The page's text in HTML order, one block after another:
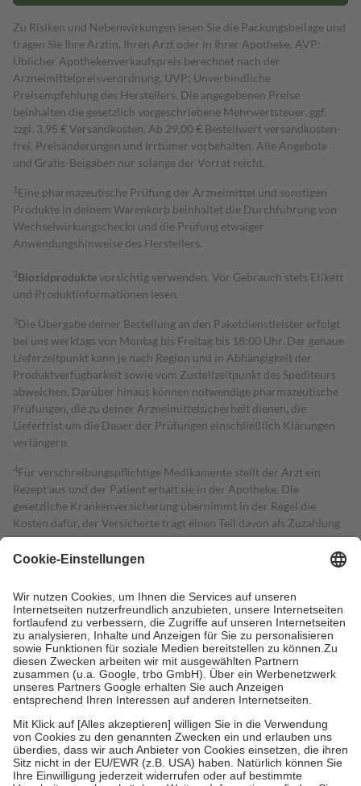
Zu Risiken und Nebenwirkungen lesen Sie die Packungsbeilage und
fragen Sie Ihre Ärztin, Ihren Arzt oder in Ihrer Apotheke. AVP:
Üblicher Apothekenverkaufspreis berechnet nach der
Arzneimittelpreisverordnung. UVP: Unverbindliche
Preisempfehlung des Herstellers. Die angegebenen Preise
beinhalten die gesetzlich vorgeschriebene Mehrwertsteuer, ggf.
zzgl. 3,95 € Versandkosten. Ab 29,00 € Bestell­wert versand­kosten­
frei. Preisänderungen und Irrtümer vorbehalten. Alle Angebote
und Gratis-Beigaben nur solange der Vorrat reicht.
1 Eine pharmazeutische Prüfung der Arzneimittel und sonstigen
Produkte in deinem Warenkorb beinhaltet die Durchführung von
Wechselwirkungschecks und die Prüfung etwaiger
Anwendungshinweise des Herstellers.
2Biozidproduktevorsichtig verwenden. Vor Gebrauch stets Etikett
und Produktinformationen lesen.
3Die Übergabe deiner Bestellung an den Paketdienstleister erfolgt
bei uns werktags von Montag bis Freitag bis 18:00 Uhr. Der genaue
Lieferzeitpunkt kann je nach Region und in Abhängigkeit der
Produktverfügbarkeit sowie vom Zustellzeitpunkt des Spediteurs
abweichen. Darüber hinaus können notwendige pharmazeutische
Prüfungen, die zu deiner Arzneimittelsicherheit dienen, die
Lieferfrist um die Dauer der Prüfungen einschließlich Klärungen
verlängern.
4Für verschreibungspflichtige Medikamente stellt der Arzt ein
Rezept aus und der Patient erhält sie in der Apotheke. Die
gesetzliche Krankenversicherung übernimmt in der Regel die
Kosten dafür, der Versicherte trägt einen Teil davon als Zuzahlung
mit.
Grundsätzlich leisten Mitglieder Zuzahlungen in Höhe von zehn
höchstens zehn Euro.
Es sind jedoch nie mehr als die tatsächlichen
Kosten der Leistung zu entrichten.
Diese Regeln gelten grundsätzlich auch für Online-Apotheken.
Bei Heilmitteln und häuslicher Krankenpflege beträgt die
Zuzahlung zehn Prozent der Kosten sowie zehn Euro je
Verordnung.
Um das Engagement der Versicherten für ihre eigene Gesundheit zu
stärken und die besondere Stellung der Familie zu unterstützen,
fallenkeine Zuzahlungenan bei:
• Kindern und Jugendlichen bis zum vollendeten 18. Lebensjahr
mit Ausnahme der Fahrkosten
• Untersuchungen zur Vorsorge und Früherkennung, die von der